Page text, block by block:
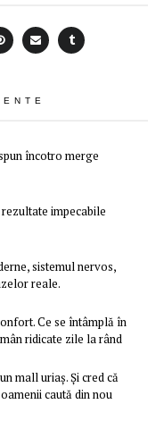
încotro merge
impecabile
sistemul nervos,
reale.
Ce se întâmplă în
ridicate zile la rând
mall uriaș. Și cred că
caută din nou